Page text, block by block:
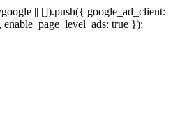
|| []).push({ google_ad_client:
true });